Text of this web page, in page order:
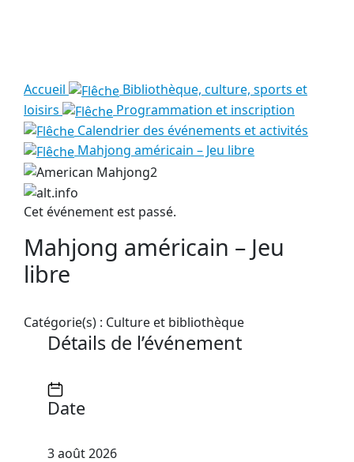
Accueil
Bibliothèque, culture, sports et
loisirs
Programmation et inscription
Calendrier des événements et activités
Mahjong américain – Jeu libre
Cet événement est passé.
Mahjong américain – Jeu
libre
Catégorie(s) : Culture et bibliothèque
Détails de l’événement
Date
3 août 2026